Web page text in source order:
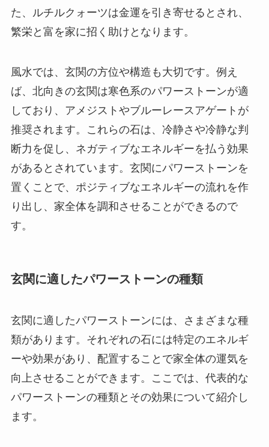
た、ルチルクォーツは金運を引き寄せるとされ、
繁栄と富を家に招く助けとなります。
風水では、玄関の方位や構造も大切です。例え
ば、北向きの玄関は寒色系のパワーストーンが適
しており、アメジストやブルーレースアゲートが
推奨されます。これらの石は、冷静さや冷静な判
断力を促し、ネガティブなエネルギーを払う効果
があるとされています。玄関にパワーストーンを
置くことで、ポジティブなエネルギーの流れを作
り出し、家全体を調和させることができるので
す。
玄関に適したパワーストーンの種類
玄関に適したパワーストーンには、さまざまな種
類があります。それぞれの石には特定のエネルギ
ーや効果があり、配置することで家全体の運気を
向上させることができます。ここでは、代表的な
パワーストーンの種類とその効果について紹介し
ます。